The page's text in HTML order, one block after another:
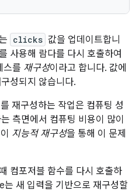
clicks 값을 업데이트합니
사용해 람다를 다시 호출하여
스를 재구성이라고 합니다. 값에
성되지 않습니다.
재구성하는 작업은 컴퓨팅 성
측면에서 컴퓨팅 비용이 많이
지능적 재구성을 통해 이 문제
컴포저블 함수를 다시 호출하
새 입력을 기반으로 재구성할